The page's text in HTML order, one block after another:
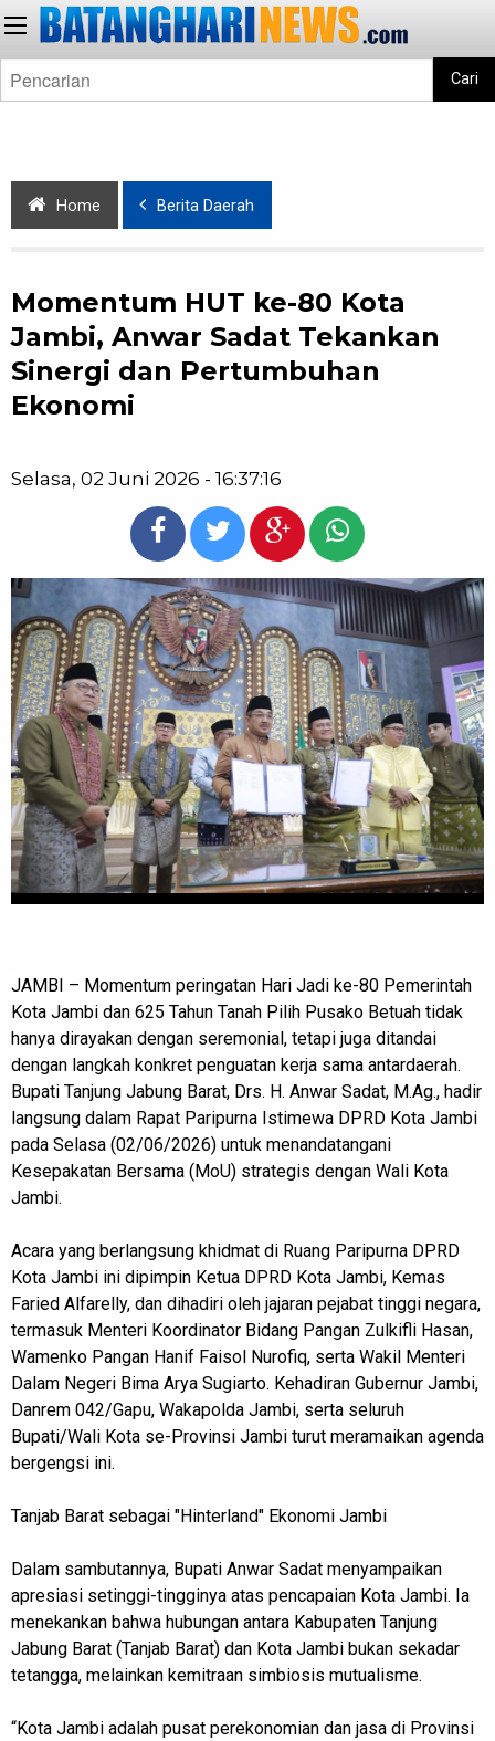
Cari
Home Berita Daerah
Momentum HUT ke-80 Kota
Jambi, Anwar Sadat Tekankan
Sinergi dan Pertumbuhan
Ekonomi
Selasa, 02 Juni 2026 - 16:37:16
JAMBI – Momentum peringatan Hari Jadi ke-80 Pemerintah
Kota Jambi dan 625 Tahun Tanah Pilih Pusako Betuah tidak
hanya dirayakan dengan seremonial, tetapi juga ditandai
dengan langkah konkret penguatan kerja sama antardaerah.
Bupati Tanjung Jabung Barat, Drs. H. Anwar Sadat, M.Ag., hadir
langsung dalam Rapat Paripurna Istimewa DPRD Kota Jambi
pada Selasa (02/06/2026) untuk menandatangani
Kesepakatan Bersama (MoU) strategis dengan Wali Kota
Jambi.
Acara yang berlangsung khidmat di Ruang Paripurna DPRD
Kota Jambi ini dipimpin Ketua DPRD Kota Jambi, Kemas
Faried Alfarelly, dan dihadiri oleh jajaran pejabat tinggi negara,
termasuk Menteri Koordinator Bidang Pangan Zulkifli Hasan,
Wamenko Pangan Hanif Faisol Nurofiq, serta Wakil Menteri
Dalam Negeri Bima Arya Sugiarto. Kehadiran Gubernur Jambi,
Danrem 042/Gapu, Wakapolda Jambi, serta seluruh
Bupati/Wali Kota se-Provinsi Jambi turut meramaikan agenda
bergengsi ini.
Tanjab Barat sebagai "Hinterland" Ekonomi Jambi
Dalam sambutannya, Bupati Anwar Sadat menyampaikan
apresiasi setinggi-tingginya atas pencapaian Kota Jambi. Ia
menekankan bahwa hubungan antara Kabupaten Tanjung
Jabung Barat (Tanjab Barat) dan Kota Jambi bukan sekadar
tetangga, melainkan kemitraan simbiosis mutualisme.
“Kota Jambi adalah pusat perekonomian dan jasa di Provinsi